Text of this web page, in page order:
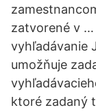
zatvorené v …
vyhľadávanie
umožňuje
ktoré zadaný